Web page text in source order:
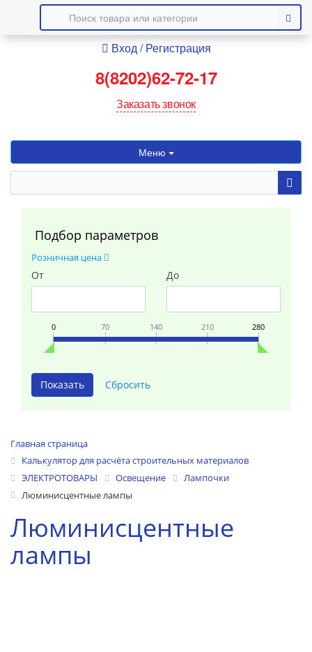
Вход Регистрация
8(8202)62-72-17
Заказать звонок
Меню
ЛКМ, ПЕНЫ, ГЕРМЕТИКИ
ИНТЕРЬЕР И ОТДЕЛКА
ИНСТРУМЕНТЫ И КРЕПЕЖ
Подбор параметров
Розничная цена
От До
0 70 140 210 280
Главная страница
Калькулятор для расчёта строительных материалов
ЭЛЕКТРОТОВАРЫ
Освещение
Лампочки
Люминисцентные лампы
Люминисцентные
лампы